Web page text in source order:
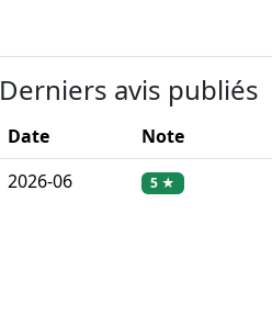
Derniers avis publiés
Date Note
2026-06
5 ★